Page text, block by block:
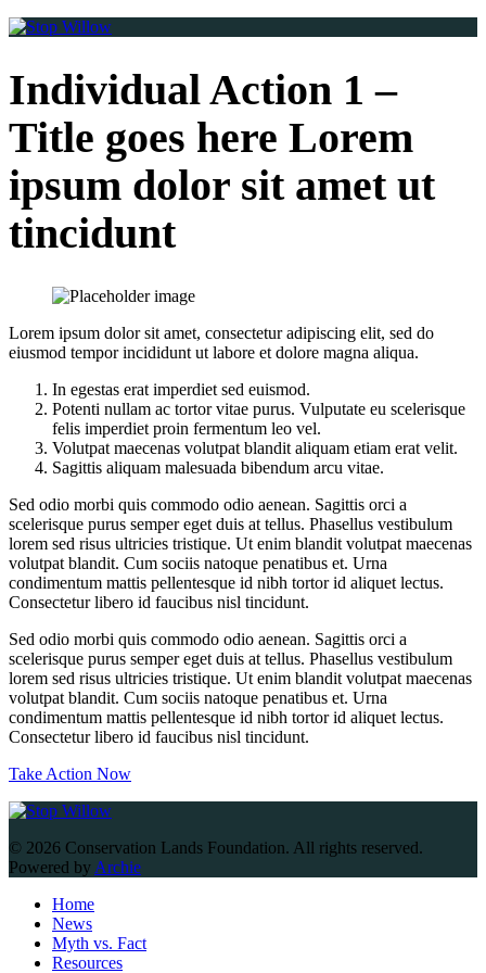
Individual Action 1 –
Title goes here Lorem
ipsum dolor sit amet ut
tincidunt
Lorem ipsum dolor sit amet, consectetur adipiscing elit, sed do
eiusmod tempor incididunt ut labore et dolore magna aliqua.
In egestas erat imperdiet sed euismod.
Potenti nullam ac tortor vitae purus. Vulputate eu scelerisque
felis imperdiet proin fermentum leo vel.
Volutpat maecenas volutpat blandit aliquam etiam erat velit.
Sagittis aliquam malesuada bibendum arcu vitae.
Sed odio morbi quis commodo odio aenean. Sagittis orci a
scelerisque purus semper eget duis at tellus. Phasellus vestibulum
lorem sed risus ultricies tristique. Ut enim blandit volutpat maecenas
volutpat blandit. Cum sociis natoque penatibus et. Urna
condimentum mattis pellentesque id nibh tortor id aliquet lectus.
Consectetur libero id faucibus nisl tincidunt.
Sed odio morbi quis commodo odio aenean. Sagittis orci a
scelerisque purus semper eget duis at tellus. Phasellus vestibulum
lorem sed risus ultricies tristique. Ut enim blandit volutpat maecenas
volutpat blandit. Cum sociis natoque penatibus et. Urna
condimentum mattis pellentesque id nibh tortor id aliquet lectus.
Consectetur libero id faucibus nisl tincidunt.
Take Action Now
© 2026 Conservation Lands Foundation. All rights reserved.
Powered by Archie
Home
News
Myth vs. Fact
Resources